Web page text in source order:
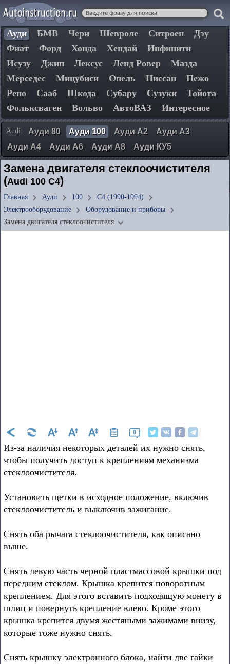
Ауди БМВ Чери Шевроле Ситроен
Дэу
Фиат
Форд Хонда Хендай
Инфинити
Исузу
Джип Лексус Ленд Ровер
Мазда
Мерседес
Мицубиси Опель Ниссан
Пежо
Рено
Сааб Шкода Субару Сузуки
Тойота
Фольксваген
Вольво АвтоВАЗ Интересное
Audi: Ауди 80 Ауди 100 Ауди А2
Ауди А3
Ауди А4
Ауди А6 Ауди А8 Ауди КУ5
Замена двигателя стеклоочистителя
(Audi 100 C4)
Главная Ауди 100
C4 (1990-1994)
Электрооборудование
Оборудование и приборы
Замена двигателя стеклоочистителя
0
Из-за наличия некоторых деталей их нужно снять,
чтобы получить доступ к креплениям механизма
стеклоочистителя.
Установить щетки в исходное положение, включив
стеклоочиститель и выключив зажигание.
Снять оба рычага стеклоочистителя, как описано
выше.
Снять левую часть черной пластмассовой крышки под
передним стеклом. Крышка крепится поворотным
креплением. Для этого вставить подходящую монету в
шлиц и повернуть крепление влево. Кроме этого
крышка крепится двумя жестяными зажимами внизу,
которые тоже нужно снять.
Снять крышку электронного блока, найти две гайки